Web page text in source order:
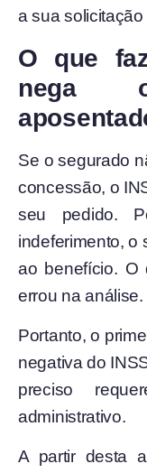
a sua
O que
nega
Se o segurado
concessão, o
seu pedido.
indeferimento, o
ao benefício. O
errou na análise.
Portanto, o
negativa do
preciso
administrativo.
A partir desta